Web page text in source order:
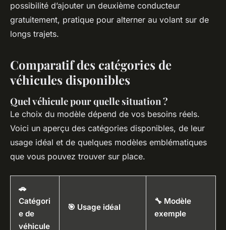
possibilité d’ajouter un deuxième conducteur
gratuitement, pratique pour alterner au volant sur de
longs trajets.
Comparatif des catégories de
véhicules disponibles
Quel véhicule pour quelle situation ?
Le choix du modèle dépend de vos besoins réels.
Voici un aperçu des catégories disponibles, de leur
usage idéal et de quelques modèles emblématiques
que vous pouvez trouver sur place.
🚗
Catégori
e de
véhicule
🎯 Usage idéal
🔧 Modèle
exemple